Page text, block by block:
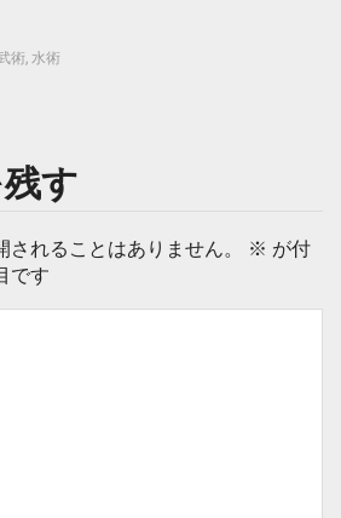
術, 水術
す
れることはありません。 ※ が付
です